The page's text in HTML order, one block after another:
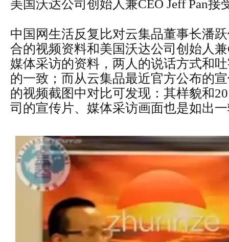
美国沃达公司创始人兼CEO Jeff Pan接
中国网生活反复比对云集品董事长潘
合的视频资料和美国沃达公司创始人兼
媒体采访的资料，两人的说话方式和
的一致；而从云集品最近官方公布的
的视频截图中对比可发现：其样貌和
司的宣传片、媒体采访画面也是如出